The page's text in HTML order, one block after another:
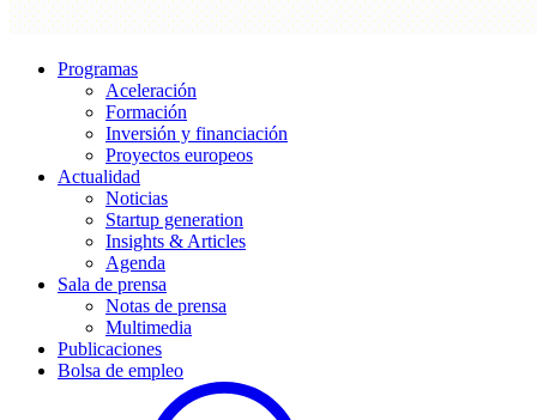
Programas
Aceleración
Formación
Inversión y financiación
Proyectos europeos
Actualidad
Noticias
Startup generation
Insights & Articles
Agenda
Sala de prensa
Notas de prensa
Multimedia
Publicaciones
Bolsa de empleo